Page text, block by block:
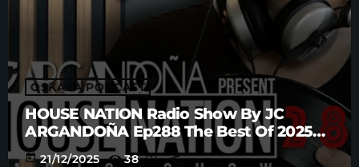
OSKANA PODCAST
HOUSE NATION Radio Show By JC
ARGANDOÑA Ep288 The Best Of 2025
Anniversary Part. 5
today 21/12/2025 38